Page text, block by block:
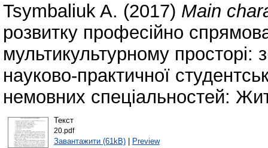
Tsymbaliuk A. (2017) Main
розвитку професійно
мультикультурному просторі:
науково-практичної
немовних спеціальностей:
Текст
20.pdf
Завантажити (61kB)| Preview